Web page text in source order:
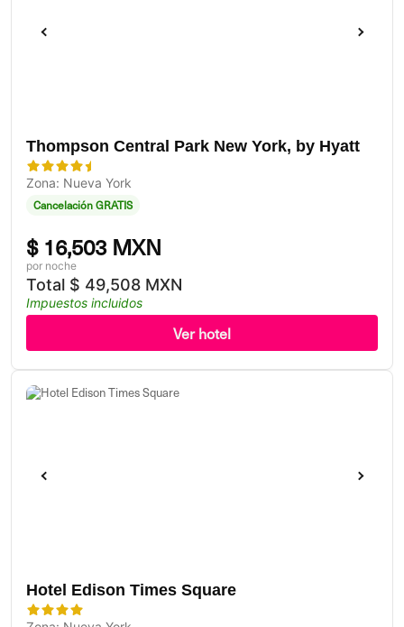
Thompson Central Park New York, by Hyatt
Zona: Nueva York
Cancelación GRATIS
$16,503 MXN
por noche
Total $ 49,508 MXN
Impuestos incluidos
Ver hotel
Hotel Edison Times Square